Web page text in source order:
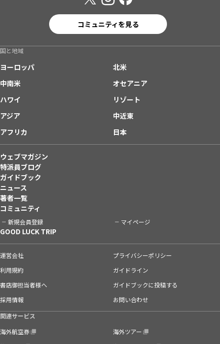
コミュニティを見る
国と地域
ヨーロッパ
北米
中南米
オセアニア
ハワイ
リゾート
アジア
中近東
アフリカ
日本
ウェブマガジン
特派員ブログ
ガイドブック
ニュース
著者一覧
コミュニティ
新規会員登録 マイページ
GOOD LUCK TRIP
運営会社
プライバシーポリシー
利用規約
ガイドライン
書店御担当者様へ
ガイドブックに投稿する
採用情報
お問い合わせ
関連サービス
海外航空券
海外ツアー